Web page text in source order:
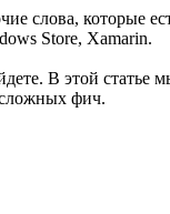
слова, которые
Store, Xamarin.
В этой
фич.